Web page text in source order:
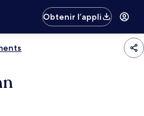
Obtenir l’appli